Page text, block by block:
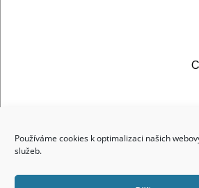
Používáme cookies k optimalizaci našich
služeb.